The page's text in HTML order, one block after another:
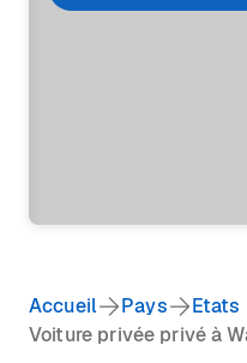
Accueil Pays Etats
Voiture privée privé à